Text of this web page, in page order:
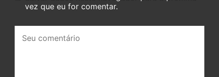
vez que eu for comentar.
comentário: